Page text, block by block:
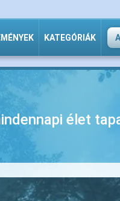
KATEGÓRIÁK
élet